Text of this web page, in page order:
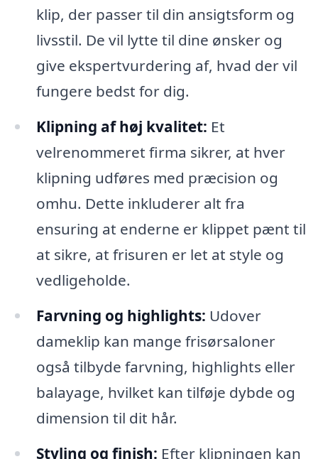
klip, der passer til din ansigtsform og
livsstil. De vil lytte til dine ønsker og
give ekspertvurdering af, hvad der vil
fungere bedst for dig.
Klipning af høj kvalitet: Et
velrenommeret firma sikrer, at hver
klipning udføres med præcision og
omhu. Dette inkluderer alt fra
ensuring at enderne er klippet pænt til
at sikre, at frisuren er let at style og
vedligeholde.
Farvning og highlights: Udover
dameklip kan mange frisørsaloner
også tilbyde farvning, highlights eller
balayage, hvilket kan tilføje dybde og
dimension til dit hår.
Styling og finish: Efter klipningen kan